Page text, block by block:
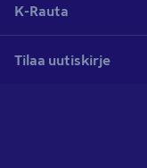
K-Rauta
Tilaa uutiskirje